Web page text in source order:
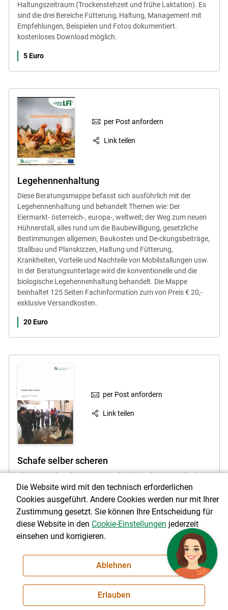
Haltungszeitraum (Trockenstehzeit und frühe Laktation). Es
sind die drei Bereiche Fütterung, Haltung, Management mit
Empfehlungen, Beispielen und Fotos dokumentiert.
kostenloses Download möglich.
5 Euro
per Post anfordern
Link teilen
Legehennenhaltung
Diese Beratungsmappe befasst sich ausführlich mit der
Legehennenhaltung und behandelt Themen wie: Der
Eiermarkt- österreich-, europa-, weltweit; der Weg zum neuen
Hühnerstall, alles rund um die Baubewilligung, gesetzliche
Bestimmungen allgemein, Baukosten und De-ckungsbeiträge,
Stallbau und Planskizzen, Haltung und Fütterung,
Krankheiten, Vorteile und Nachteile von Mobilstallungen usw.
In der Beratungsunterlage wird die konventionelle und die
biologische Legehennenhaltung behandelt. Die Mappe
beinhaltet 125 Seiten Fachinformation zum von Preis € 20,-
exklusive Versandkosten.
20 Euro
per Post anfordern
Link teilen
Schafe selber scheren
Planung und Vorbereitung, Beschreibung der Neuseeländer
Methode und Information zur Schafwolle (Sortierung und
Wollverkauf)
2 Euro
Link teilen
Die Website wird mit den technisch erforderlichen
Cookies ausgeführt. Andere Cookies werden nur mit Ihrer
Zustimmung gesetzt. Sie können Ihre Entscheidung für
diese Website in den Cookie-Einstellungen jederzeit
einsehen und korrigieren.
Ablehnen
Erlauben